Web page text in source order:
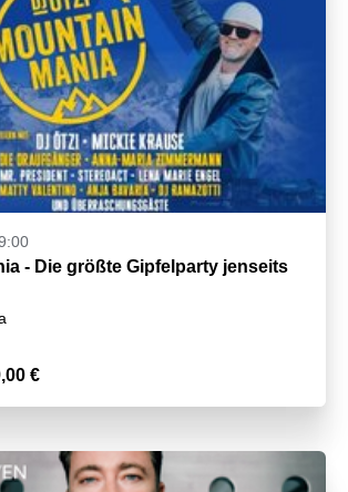
- Die größte Gipfelparty jenseits
€